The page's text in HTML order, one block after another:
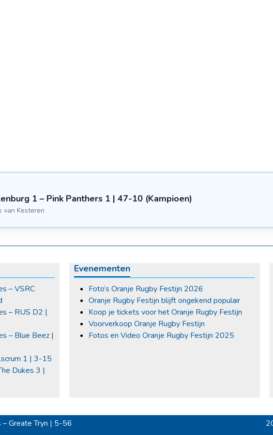
1 – Pink Panthers 1 | 47-10 (Kampioen)
van Kesteren
– VSRC
– RUS D2 |
– Blue Beez |
1 | 3-15
Dukes 3 |
Evenementen
Foto’s Oranje Rugby Festijn 2026
Oranje Rugby Festijn blijft ongekend populair
Koop je tickets voor het Oranje Rugby Festijn
Voorverkoop Oranje Rugby Festijn
Fotos en Video Oranje Rugby Festijn 2025
Greate Tryn | 5-56